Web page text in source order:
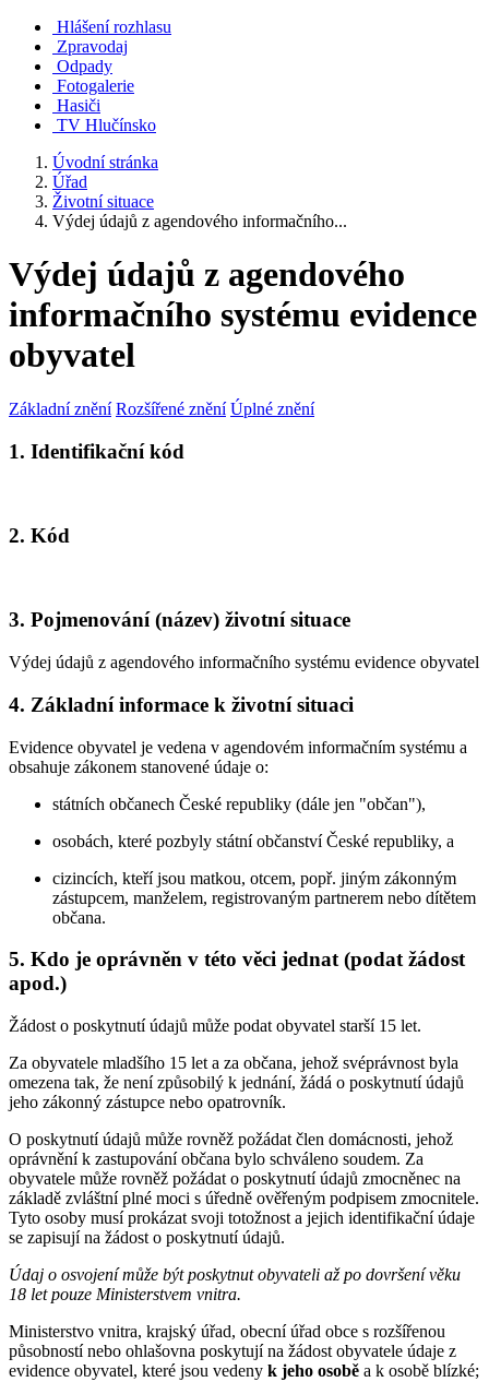
Hlášení rozhlasu
Zpravodaj
Odpady
Fotogalerie
Hasiči
TV Hlučínsko
Úvodní stránka
Úřad
Životní situace
Výdej údajů z agendového informačního...
Výdej údajů z agendového
informačního systému evidence
obyvatel
Základní znění Rozšířené znění Úplné znění
1. Identifikační kód
2. Kód
3. Pojmenování (název) životní situace
Výdej údajů z agendového informačního systému evidence obyvatel
4. Základní informace k životní situaci
Evidence obyvatel je vedena v agendovém informačním systému a
obsahuje zákonem stanovené údaje o:
státních občanech České republiky (dále jen "občan"),
osobách, které pozbyly státní občanství České republiky, a
cizincích, kteří jsou matkou, otcem, popř. jiným zákonným
zástupcem, manželem, registrovaným partnerem nebo dítětem
občana.
5. Kdo je oprávněn v této věci jednat (podat žádost
apod.)
Žádost o poskytnutí údajů může podat obyvatel starší 15 let.
Za obyvatele mladšího 15 let a za občana, jehož svéprávnost byla
omezena tak, že není způsobilý k jednání, žádá o poskytnutí údajů
jeho zákonný zástupce nebo opatrovník.
O poskytnutí údajů může rovněž požádat člen domácnosti, jehož
oprávnění k zastupování občana bylo schváleno soudem. Za
obyvatele může rovněž požádat o poskytnutí údajů zmocněnec na
základě zvláštní plné moci s úředně ověřeným podpisem zmocnitele.
Tyto osoby musí prokázat svoji totožnost a jejich identifikační údaje
se zapisují na žádost o poskytnutí údajů.
Údaj o osvojení může být poskytnut obyvateli až po dovršení věku
18 let pouze Ministerstvem vnitra.
Ministerstvo vnitra, krajský úřad, obecní úřad obce s rozšířenou
působností nebo ohlašovna poskytují na žádost obyvatele údaje z
evidence obyvatel, které jsou vedeny k jeho osobě a k osobě blízké;